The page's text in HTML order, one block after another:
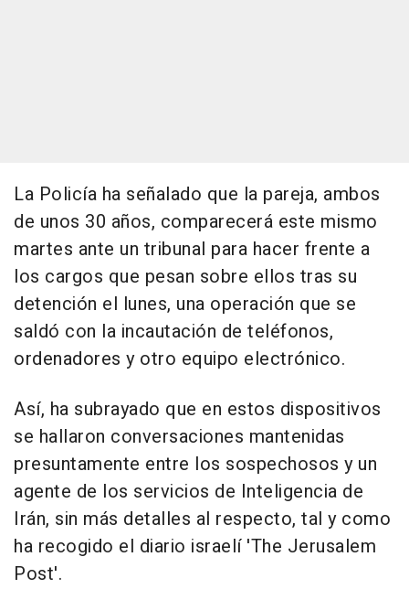
La Policía ha señalado que la pareja, ambos
de unos 30 años, comparecerá este mismo
martes ante un tribunal para hacer frente a
los cargos que pesan sobre ellos tras su
detención el lunes, una operación que se
saldó con la incautación de teléfonos,
ordenadores y otro equipo electrónico.
Así, ha subrayado que en estos dispositivos
se hallaron conversaciones mantenidas
presuntamente entre los sospechosos y un
agente de los servicios de Inteligencia de
Irán, sin más detalles al respecto, tal y como
ha recogido el diario israelí 'The Jerusalem
Post'.